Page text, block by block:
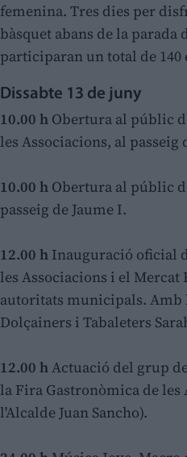
femenina. Tres dies per
bàsquet abans de la parada
participaran un total de 140
Dissabte 13 de juny
10.00 h Obertura al públic
les Associacions, al passeig
10.00 h Obertura al públic
passeig de Jaume I.
12.00 h Inauguració oficial
les Associacions i el Mercat
autoritats municipals. Amb
Dolçainers i Tabaleters
12.00 hActuació del grup
la Fira Gastronòmica de les
l'Alcalde Juan Sancho).